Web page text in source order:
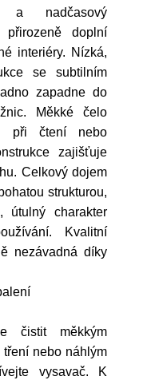
a nadčasový
přirozeně doplní
interiéry. Nízká,
se subtilním
zapadne do
Měkké čelo
při čtení nebo
zajišťuje
Celkový dojem
strukturou,
útulný charakter
Kvalitní
nezávadná díky
čistit měkkým
tření nebo náhlým
vysavač. K